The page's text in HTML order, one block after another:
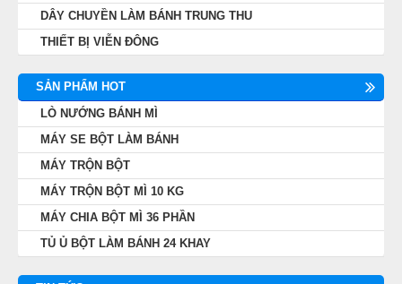
DÂY CHUYỀN LÀM BÁNH TRUNG THU
THIẾT BỊ VIỄN ĐÔNG
SẢN PHẨM HOT
LÒ NƯỚNG BÁNH MÌ
MÁY SE BỘT LÀM BÁNH
MÁY TRỘN BỘT
MÁY TRỘN BỘT MÌ 10 KG
MÁY CHIA BỘT MÌ 36 PHẦN
TỦ Ủ BỘT LÀM BÁNH 24 KHAY